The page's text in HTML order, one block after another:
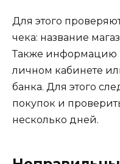
Для этого
чека: название
Также информацию
личном кабинете
банка. Для этого
покупок и
несколько дней.